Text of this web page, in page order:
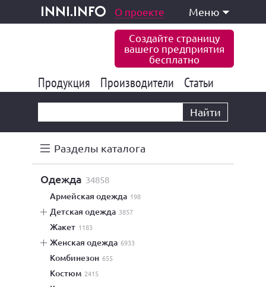
inni.info
и услуги О проекте Меню
Создайте страницу
вашего предприятия
бесплатно
Продукция 177 832
Производители 6 770
Статьи
Найти
Разделы каталога
одежда 34858
армейская одежда 198
детская одежда 3857
жакет 1183
женская одежда 6933
комбинезон 655
костюм 2415